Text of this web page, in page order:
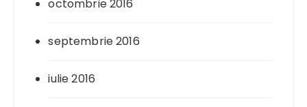
octombrie 2016
septembrie 2016
iulie 2016